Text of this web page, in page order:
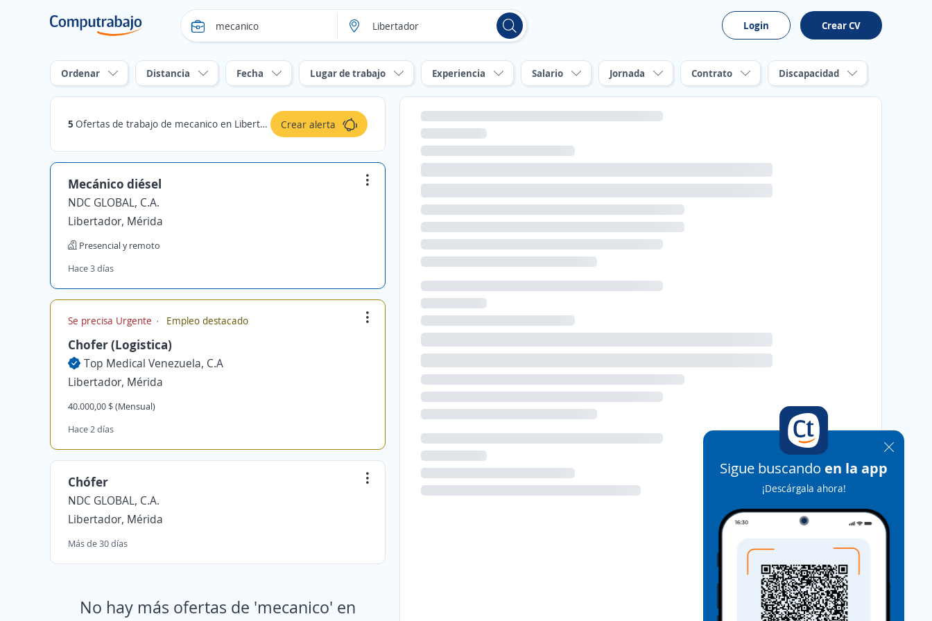
Login Crear CV
Ordenar Distancia Fecha Lugar de trabajo Experiencia Salario Jornada Contrato Discapacidad
5 Ofertas de trabajo de mecanico en Libertador, Mérida Crear alerta
Mecánico diésel
NDC GLOBAL, C.A.
Libertador, Mérida
Presencial y remoto
Hace 3 días
Se precisa Urgente Empleo destacado
Chofer (Logistica)
Top Medical Venezuela, C.A
Libertador, Mérida
40.000,00 $ (Mensual)
Hace 2 días
Chófer
NDC GLOBAL, C.A.
Libertador, Mérida
Más de 30 días
No hay más ofertas de 'mecanico' en
Sigue buscando en la app
¡Descárgala ahora!